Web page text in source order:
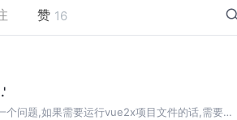
赞 16
问题,如果需要运行vue2x项目文件的话,需要